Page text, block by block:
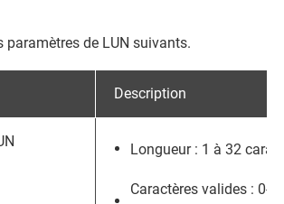
paramètres de LUN suivants.
Description
Longueur : 1 à 32
Caractères valides : 0-